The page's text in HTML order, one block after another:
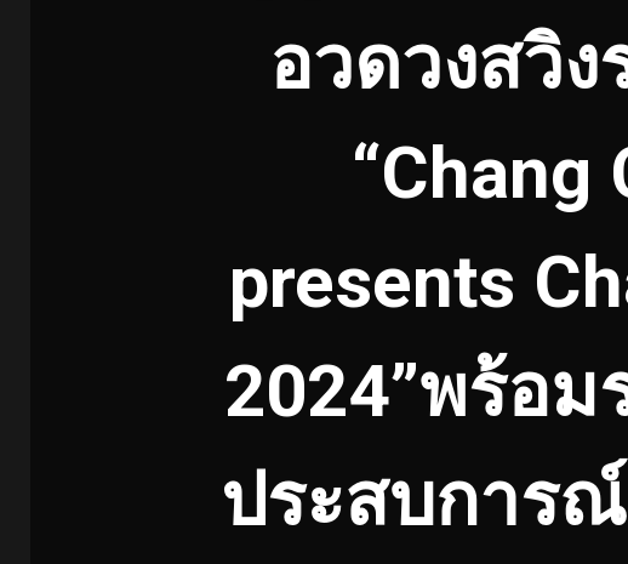
อวดวงสวิ
“Chang
presents
2024”พร้อ
ประสบการ